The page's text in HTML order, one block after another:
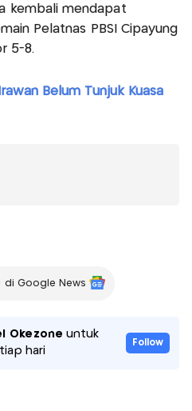
kembali mendapat
Pelatnas PBSI Cipayung
5-8.
Belum Tunjuk Kuasa
di Google News
Okezone untuk
hari
Follow